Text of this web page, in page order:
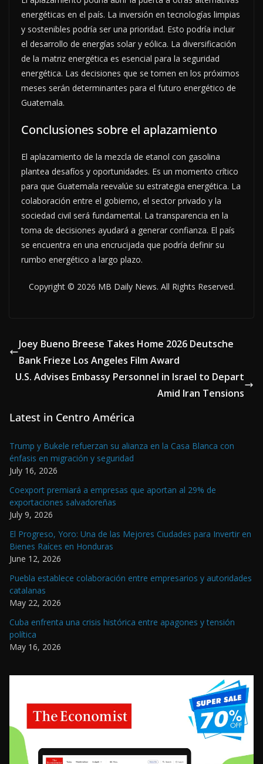
energéticas en el país. La inversión en tecnologías limpias
y sostenibles podría ser una prioridad. Esto podría incluir
el desarrollo de energías solar y eólica. La diversificación
de la matriz energética es esencial para la seguridad
energética. Las decisiones que se tomen en los próximos
meses serán determinantes para el futuro energético de
Guatemala.
Conclusiones sobre el aplazamiento
El aplazamiento de la mezcla de etanol con gasolina
plantea desafíos y oportunidades. Es un momento crítico
para que Guatemala reevalúe su estrategia energética. La
colaboración entre el gobierno, el sector privado y la
sociedad civil será fundamental. La transparencia en la
toma de decisiones ayudará a generar confianza. El país
se encuentra en una encrucijada que podría definir su
rumbo energético a largo plazo.
Copyright © 2026 MB Daily News. All Rights Reserved.
Joey Bueno Breese Takes Home 2026 Deutsche
Bank Frieze Los Angeles Film Award
U.S. Advises Embassy Personnel in Israel to Depart
Amid Iran Tensions
Latest in Centro América
Trump y Bukele refuerzan su alianza en la Casa Blanca con
énfasis en migración y seguridad
July 16, 2026
Coexport premiará a empresas que aportan al 29% de
exportaciones salvadoreñas
July 9, 2026
El Progreso, Yoro: Una de las Mejores Ciudades para Invertir en
Bienes Raíces en Honduras
June 12, 2026
Puebla establece colaboración entre empresarios y autoridades
catalanas
May 22, 2026
Cuba enfrenta una crisis histórica entre apagones y tensión
política
May 16, 2026